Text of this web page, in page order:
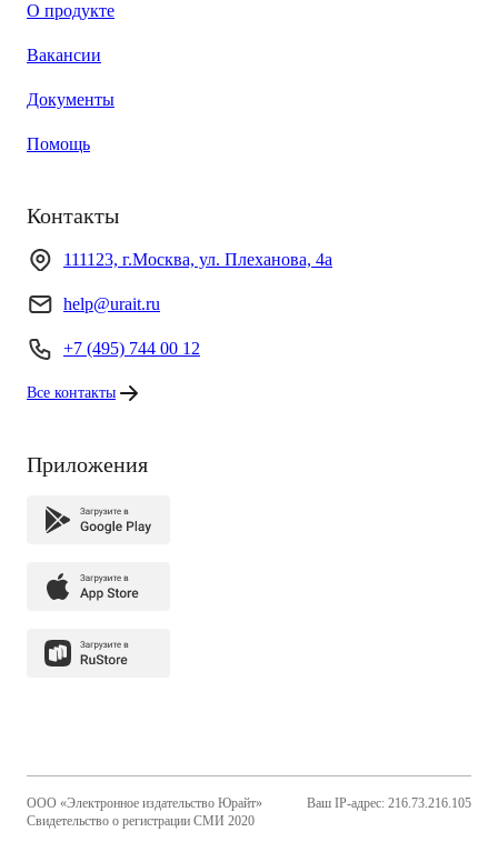
О продукте
Вакансии
Документы
Помощь
Контакты
111123, г.Москва, ул. Плеханова, 4а
help@urait.ru
+7 (495) 744 00 12
Все контакты
Приложения
ООО «Электронное издательство Юрайт»
Свидетельство о регистрации СМИ 2020
Ваш IP-адрес: 216.73.216.105